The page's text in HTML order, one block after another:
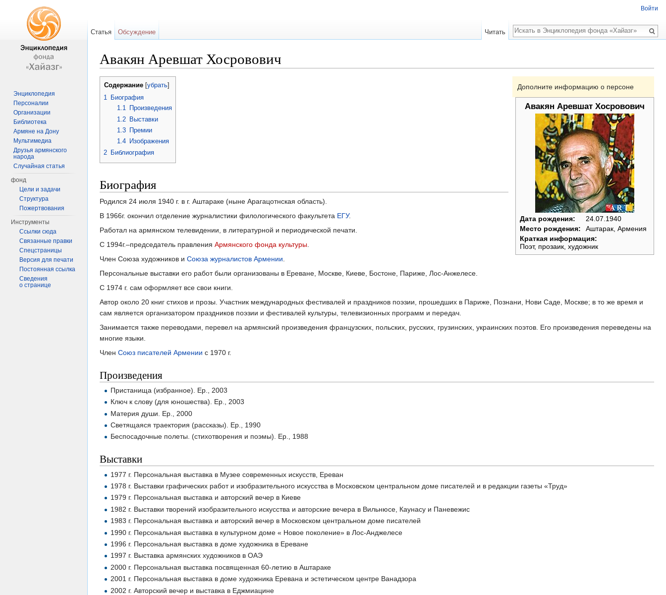
Авакян Аревшат Хосровович
Дополните информацию о персоне
Авакян Аревшат Хосровович
Дата рождения:
24.07.1940
Место рождения:
Аштарак, Армения
Краткая информация:
Поэт, прозаик, художник
Содержание убрать
1 Биография
1.1
Произведения
1.2
Выставки
1.3
Премии
1.4
Изображения
2 Библиография
Биография
Родился 24 июля 1940 г. в г. Аштараке (ныне Арагацотнская область).
В 1966г. окончил отделение журналистики филологического факультета ЕГУ.
Работал на армянском телевидении, в литературной и периодической печати.
С 1994г.–председатель правления Армянского фонда культуры
Член Союза художников и Союза журналистов Армении
Персональные выставки его работ были организованы в Ереване, Москве, Киеве, Бостоне, Париже, Лос-Анжелесе.
С 1974 г. сам оформляет все свои книги.
Автор около 20 книг стихов и прозы. Участник международных фестивалей и праздников поэзии, прошедших в Париже, Познани, Нови Саде, Москве; в то же время и
сам является организатором праздников поэзии и фестивалей культуры, телевизионных программ и передач.
Занимается также переводами, перевел на армянский произведения французских, польских, русских, грузинских, украинских поэтов. Его произведения переведены на
многие языки.
Член Союз писателей Армении с 1970 г.
Произведения
Пристанища (избранное). Ер., 2003
Ключ к слову (для юношества). Ер., 2003
Материя души. Ер., 2000
Светящаяся траектория (рассказы). Ер., 1990
Беспосадочные полеты. (стихотворения и поэмы). Ер., 1988
Выставки
1977 г. Персональная выставка в Музее современных искусств, Ереван
1978 г. Выставки графических работ и изобразительного искусства в Московском центральном доме писателей и в редакции газеты «Труд»
1979 г. Персональная выставка и авторский вечер в Киеве
1982 г. Выставки творений изобразительного искусства и авторские вечера в Вильнюсе, Каунасу и Паневежис
1983 г. Персональная выставка и авторский вечер в Московском центральном доме писателей
1990 г. Персональная выставка в культурном доме « Новое поколение» в Лос-Анджелесе
1996 г. Персональная выставка в доме художника в Ереване
1997 г. Выставка армянских художников в ОАЭ
2000 г. Персональная выставка посвященная 60-летию в Аштараке
2001 г. Персональная выставка в доме художника Еревана и эстетическом центре Ванадзора
2002 г. Авторский вечер и выставка в Еджмиацине
Войти
Статья Обсуждение Читать
Поиск
Энциклопедия
Персоналии
Организации
Библиотека
Армяне на Дону
Мультимедиа
Друзья армянского
народа
Случайная статья
фонд
Цели и задачи
Структура
Пожертвования
Инструменты
Ссылки сюда
Связанные правки
Спецстраницы
Версия для печати
Постоянная ссылка
Сведения
о странице